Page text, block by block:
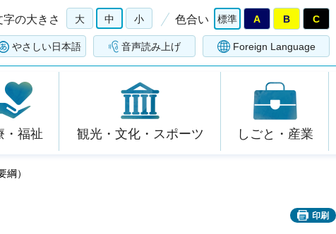
字の大きさ 大 中 小 色合い 標準 A B C
やさしい日本語 音声読み上げ Foreign Language
・福祉 観光・文化・スポーツ しごと・産業
）
印刷